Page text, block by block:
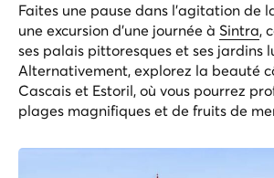
Faites une pause dans l'agitation de
une excursion d'une journée à Sintra,
ses palais pittoresques et ses jardins
Alternativement, explorez la beauté
Cascais et Estoril, où vous pourrez
plages magnifiques et de fruits de